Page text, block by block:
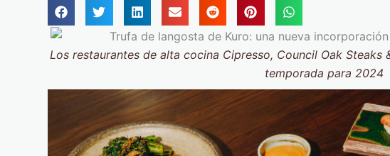
Los restaurantes de alta cocina Cipresso, Council Oak Steaks
temporada para 2024